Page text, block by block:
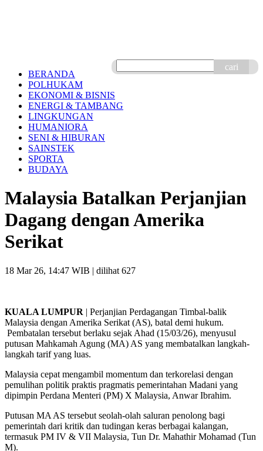
cari
BERANDA
POLHUKAM
EKONOMI & BISNIS
ENERGI & TAMBANG
LINGKUNGAN
HUMANIORA
SENI & HIBURAN
SAINSTEK
SPORTA
BUDAYA
Malaysia Batalkan Perjanjian
Dagang dengan Amerika
Serikat
18 Mar 26, 14:47 WIB | dilihat 627
KUALA LUMPUR | Perjanjian Perdagangan Timbal-balik
Malaysia dengan Amerika Serikat (AS), batal demi hukum.
Pembatalan tersebut berlaku sejak Ahad (15/03/26), menyusul
putusan Mahkamah Agung (MA) AS yang membatalkan langkah-
langkah tarif yang luas.
Malaysia cepat mengambil momentum dan terkorelasi dengan
pemulihan politik praktis pragmatis pemerintahan Madani yang
dipimpin Perdana Menteri (PM) X Malaysia, Anwar Ibrahim.
Putusan MA AS tersebut seolah-olah saluran penolong bagi
pemerintah dari kritik dan tudingan keras berbagai kalangan,
termasuk PM IV & VII Malaysia, Tun Dr. Mahathir Mohamad (Tun
M).